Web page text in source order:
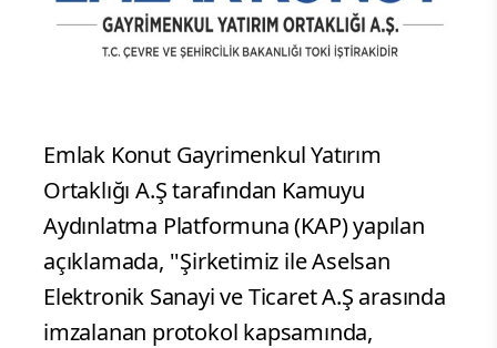
Emlak Konut Gayrimenkul Yatırım
Ortaklığı A.Ş tarafından Kamuyu
Aydınlatma Platformuna (KAP) yapılan
açıklamada, ''Şirketimiz ile Aselsan
Elektronik Sanayi ve Ticaret A.Ş arasında
imzalanan protokol kapsamında,